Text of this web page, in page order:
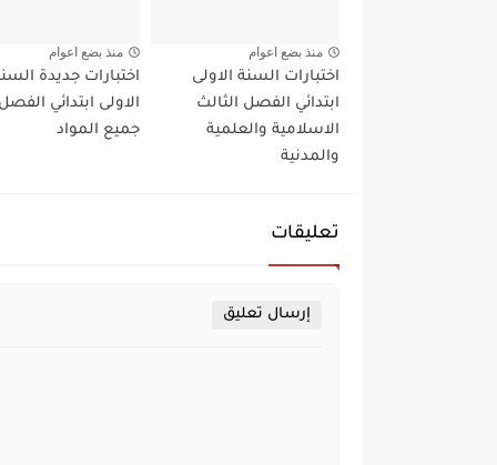
منذ بضع اعوام
اختبارات السنة الاولى
ابتدائي الفصل الثالث
الاسلامية والعلمية
والمدنية
منذ بضع اعوام
اختبارات جديدة
الاولى ابتدائي
جميع المواد
تعليقات
إرسال تعليق